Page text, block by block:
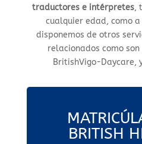
traductores e intérpretes,
cualquier edad, como
disponemos de otros
relacionados como
BritishVigo-Daycare,
BRITISH